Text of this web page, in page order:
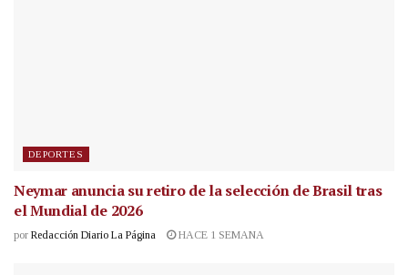
DEPORTES
Neymar anuncia su retiro de la selección de Brasil tras
el Mundial de 2026
por Redacción Diario La Página HACE 1 SEMANA